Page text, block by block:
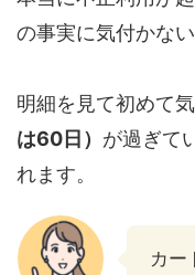
の事実に気付かな
明細を見て初めて
は60日） が過ぎて
れます。
カー